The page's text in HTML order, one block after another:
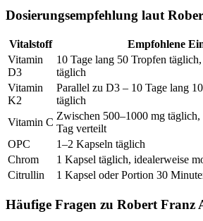
Dosierungsempfehlung laut
Vitalstoff
Empfohlene
Vitamin
D3
10 Tage lang 50 Tropfen
täglich
Vitamin
K2
Parallel zu D3 – 10 Tage lang
täglich
Vitamin C
Zwischen 500–1000 mg täglich,
Tag verteilt
OPC
1–2 Kapseln täglich
Chrom
1 Kapsel täglich, idealerweise
Citrullin
1 Kapsel oder Portion 30
Häufige Fragen zu Robert Franz